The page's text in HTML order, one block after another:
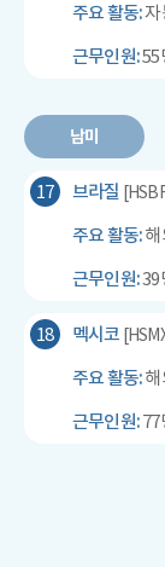
주요 활동:자
근무인원:55
남미
17 브라질
주요 활동:
근무인원:39
18 멕시코
주요 활동:
근무인원:77